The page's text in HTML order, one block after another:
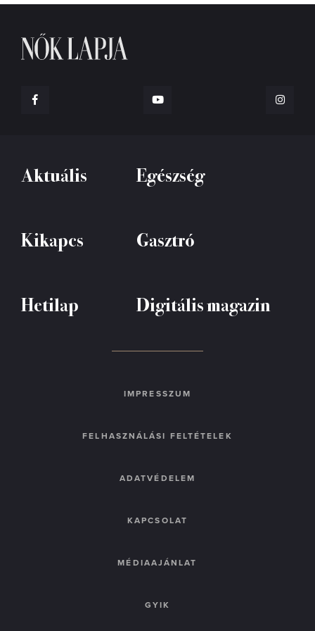
Aktuális Egészség
Kikapcs Gasztró
Hetilap Digitális magazin
IMPRESSZUM
FELHASZNÁLÁSI FELTÉTELEK
ADATVÉDELEM
KAPCSOLAT
MÉDIAAJÁNLAT
GYIK